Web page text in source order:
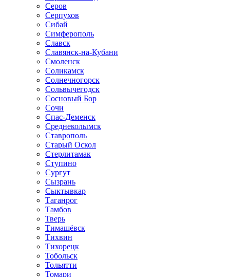
Серов
Серпухов
Сибай
Симферополь
Славск
Славянск-на-Кубани
Смоленск
Соликамск
Солнечногорск
Сольвычегодск
Сосновый Бор
Сочи
Спас-Деменск
Среднеколымск
Ставрополь
Старый Оскол
Стерлитамак
Ступино
Сургут
Сызрань
Сыктывкар
Таганрог
Тамбов
Тверь
Тимашёвск
Тихвин
Тихорецк
Тобольск
Тольятти
Томари